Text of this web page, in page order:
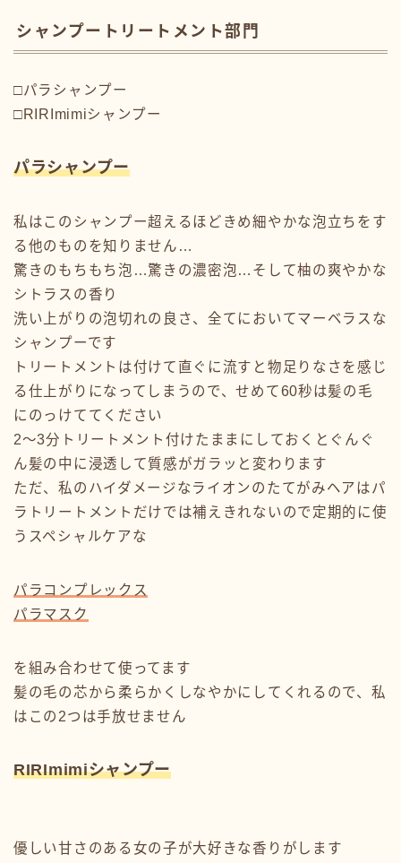
シャンプートリートメント部門
□パラシャンプー
□RIRImimiシャンプー
パラシャンプー
私はこのシャンプー超えるほどきめ細やかな泡立ちをす
る他のものを知りません…
驚きのもちもち泡…驚きの濃密泡…そして柚の爽やかな
シトラスの香り
洗い上がりの泡切れの良さ、全てにおいてマーベラスな
シャンプーです
トリートメントは付けて直ぐに流すと物足りなさを感じ
る仕上がりになってしまうので、せめて60秒は髪の毛
にのっけててください
2〜3分トリートメント付けたままにしておくとぐんぐ
ん髪の中に浸透して質感がガラッと変わります
ただ、私のハイダメージなライオンのたてがみヘアはパ
ラトリートメントだけでは補えきれないので定期的に使
うスペシャルケアな
パラコンプレックス
パラマスク
を組み合わせて使ってます
髪の毛の芯から柔らかくしなやかにしてくれるので、私
はこの2つは手放せません
RIRImimiシャンプー
優しい甘さのある女の子が大好きな香りがします